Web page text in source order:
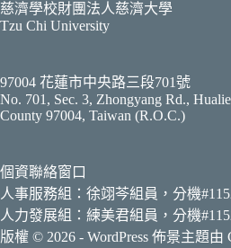
慈濟學校財團法人慈濟大學
Tzu Chi University
97004 花蓮市中央路三段701號
No. 701, Sec. 3, Zhongyang Rd.,
County 97004, Taiwan (R.O.C.)
個資聯絡窗口
人事服務組：徐翊芩組員，分機
人力發展組：練美君組員，分機
版權 © 2026 - WordPress 佈景主題由